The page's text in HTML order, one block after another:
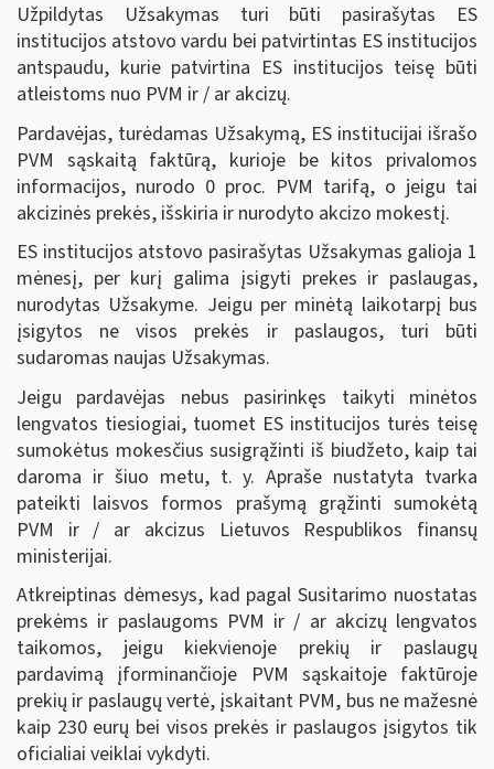
Užpildytas Užsakymas turi būti pasirašytas ES
institucijos atstovo vardu bei patvirtintas ES institucijos
antspaudu, kurie patvirtina ES institucijos teisę būti
atleistoms nuo PVM ir / ar akcizų.
Pardavėjas, turėdamas Užsakymą, ES institucijai išrašo
PVM sąskaitą faktūrą, kurioje be kitos privalomos
informacijos, nurodo 0 proc. PVM tarifą, o jeigu tai
akcizinės prekės, išskiria ir nurodyto akcizo mokestį.
ES institucijos atstovo pasirašytas Užsakymas galioja 1
mėnesį, per kurį galima įsigyti prekes ir paslaugas,
nurodytas Užsakyme. Jeigu per minėtą laikotarpį bus
įsigytos ne visos prekės ir paslaugos, turi būti
sudaromas naujas Užsakymas.
Jeigu pardavėjas nebus pasirinkęs taikyti minėtos
lengvatos tiesiogiai, tuomet ES institucijos turės teisę
sumokėtus mokesčius susigrąžinti iš biudžeto, kaip tai
daroma ir šiuo metu, t. y. Apraše nustatyta tvarka
pateikti laisvos formos prašymą grąžinti sumokėtą
PVM ir / ar akcizus Lietuvos Respublikos finansų
ministerijai.
Atkreiptinas dėmesys, kad pagal Susitarimo nuostatas
prekėms ir paslaugoms PVM ir / ar akcizų lengvatos
taikomos, jeigu kiekvienoje prekių ir paslaugų
pardavimą įforminančioje PVM sąskaitoje faktūroje
prekių ir paslaugų vertė, įskaitant PVM, bus ne mažesnė
kaip 230 eurų bei visos prekės ir paslaugos įsigytos tik
oficialiai veiklai vykdyti.